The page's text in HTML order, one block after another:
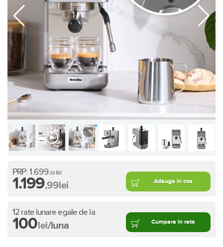
PRP: 1.699,99lei
1.199,99lei Adauga in cos
12 rate lunare egale de la
100lei/luna Cumpara in rate